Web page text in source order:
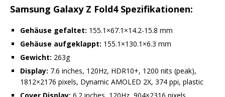
Samsung Galaxy Z Fold4 Spezifikationen:
Gehäuse gefaltet: 155.1×67.1×14.2-15.8 mm
Gehäuse aufgeklappt: 155.1×130.1×6.3 mm
Gewicht: 263g
Display: 7.6 inches, 120Hz, HDR10+, 1200 nits (peak),
1812×2176 pixels, Dynamic AMOLED 2X, 374 ppi, plastic